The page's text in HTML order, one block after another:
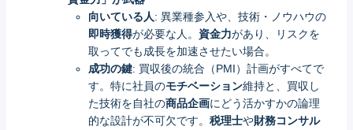
向いている人: 異業種参入や、技術・ノウハウの
即時獲得が必要な人。 資金力があり、リスクを
取ってでも成長を加速させたい場合。
成功の鍵: 買収後の統合（PMI）計画がすべてで
す。特に社員のモチベーション維持と、買収し
た技術を自社の商品企画にどう活かすかの論理
的な設計が不可欠です。 税理士や財務コンサル